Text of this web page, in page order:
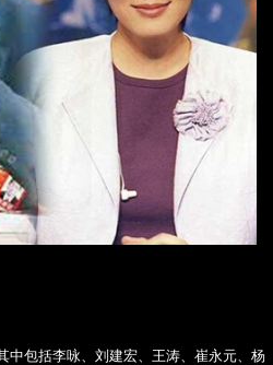
中包括李咏、刘建宏、王涛、崔永元、杨